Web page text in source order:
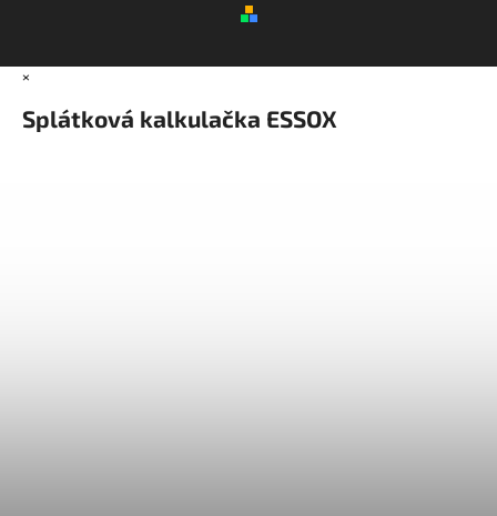
×
Splátková kalkulačka ESSOX